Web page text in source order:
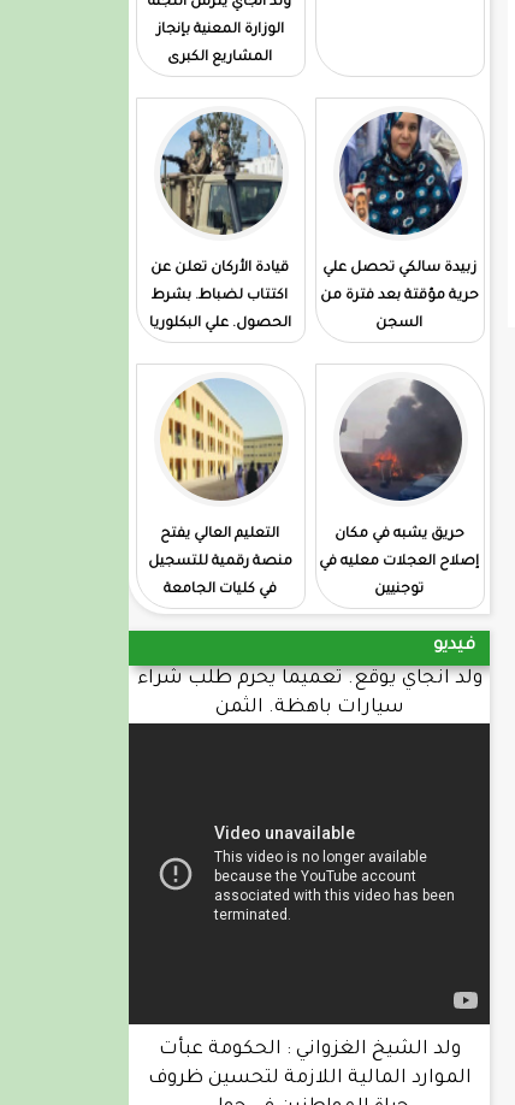
الوزارة المعنية بإنجاز
المشاريع الكبرى
زبيدة سالكي تحصل علي
حرية مؤقتة بعد فترة من
السجن
قيادة الأركان تعلن عن
اكتتاب لضباط. بشرط
الحصول. علي البكلوريا
حريق يشبه في مكان
إصلاح العجلات معليه في
توجنيين
التعليم العالي يفتح
منصة رقمية للتسجيل
في كليات الجامعة
فيديو
ولد انجاي يوقع. تعميما يحرم طلب شراء
سيارات باهظة. الثمن
ولد الشيخ الغزواني : الحكومة عبأت
الموارد المالية اللازمة لتحسين ظروف